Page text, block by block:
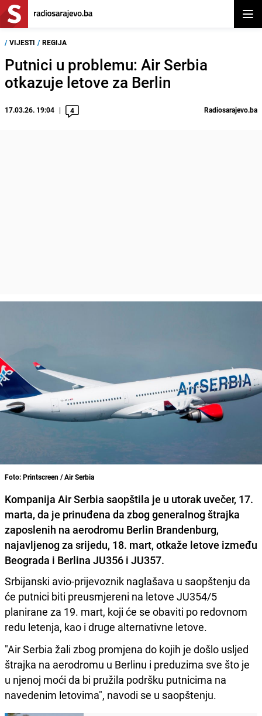
/ VIJESTI / REGIJA
Putnici u problemu: Air Serbia
otkazuje letove za Berlin
17.03.26. 19:04 4 Radiosarajevo.ba
Foto: Printscreen / Air Serbia
Kompanija Air Serbia saopštila je u utorak uvečer, 17.
marta, da je prinuđena da zbog generalnog štrajka
zaposlenih na aerodromu Berlin Brandenburg,
najavljenog za srijedu, 18. mart, otkaže letove između
Beograda i Berlina JU356 i JU357.
Srbijanski avio-prijevoznik naglašava u saopštenju da
će putnici biti preusmjereni na letove JU354/5
planirane za 19. mart, koji će se obaviti po redovnom
redu letenja, kao i druge alternativne letove.
"Air Serbia žali zbog promjena do kojih je došlo usljed
štrajka na aerodromu u Berlinu i preduzima sve što je
u njenoj moći da bi pružila podršku putnicima na
navedenim letovima", navodi se u saopštenju.